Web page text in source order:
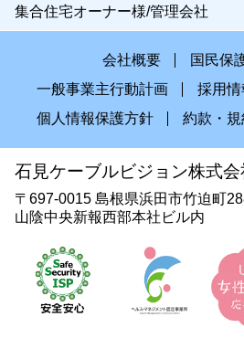
集合住宅オーナー様/管理会社
会社概要
国民保
一般事業主行動計画
採用情
個人情報保護方針
約款・規
石見ケーブルビジョン株式会
〒697-0015 島根県浜田市竹迫町
山陰中央新報西部本社ビル内